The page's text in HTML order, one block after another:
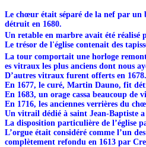
Le chœur était séparé de la nef par un
détruit en 1680.
Un retable en marbre avait été réalisé
Le trésor de l'église contenait des
La tour comportait une horloge
es vitraux les plus anciens dont nous
D’autres vitraux furent offerts en
En 1677, le curé, Martin Dauno, fit
En 1683, un orage cassa beaucoup de
En 1716, les anciennes verrières du
Un vitrail dédié à saint Jean-Baptiste
La disposition particulière de l’église
L’orgue était considéré comme l’un
complètement refondu en 1613 par